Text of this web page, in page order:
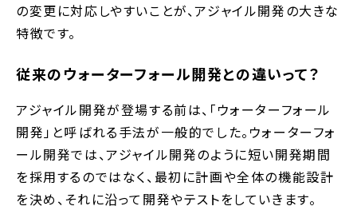
の変更に対応しやすいことが、アジャイル開発の大きな
特徴です。
従来のウォーターフォール開発との違いって？
アジャイル開発が登場する前は、「ウォーターフォール
開発」と呼ばれる手法が一般的でした。ウォーターフォ
ール開発では、アジャイル開発のように短い開発期間
を採用するのではなく、最初に計画や全体の機能設計
を決め、それに沿って開発やテストをしていきます。